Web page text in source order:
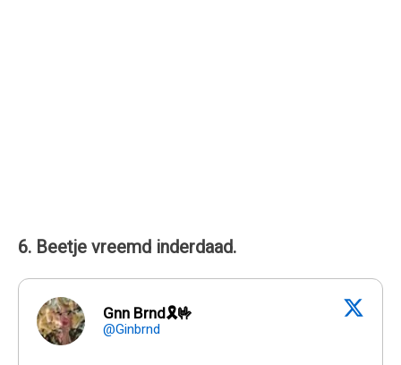
6. Beetje vreemd inderdaad.
Gnn Brnd🎗🤟
@Ginbrnd